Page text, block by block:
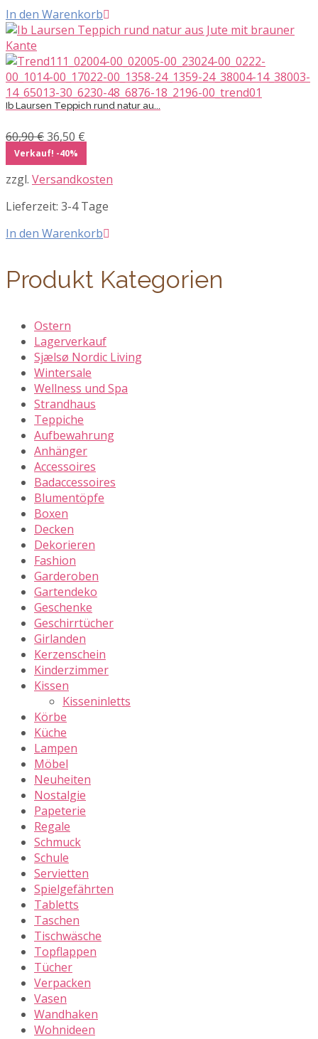
In den Warenkorb
Ib Laursen Teppich rund natur au...
60,90€Ursprünglicher
Preis
war:
60,90 €
36,50 €
ist:
36,50 €.
Verkauf! -40%
zzgl. Versandkosten
Lieferzeit: 3-4 Tage
In den Warenkorb
Produkt Kategorien
Ostern
Lagerverkauf
Sjælsø Nordic Living
Wintersale
Wellness und Spa
Strandhaus
Teppiche
Aufbewahrung
Anhänger
Accessoires
Badaccessoires
Blumentöpfe
Boxen
Decken
Dekorieren
Fashion
Garderoben
Gartendeko
Geschenke
Geschirrtücher
Girlanden
Kerzenschein
Kinderzimmer
Kissen
Kisseninletts
Körbe
Küche
Lampen
Möbel
Neuheiten
Nostalgie
Papeterie
Regale
Schmuck
Schule
Servietten
Spielgefährten
Tabletts
Taschen
Tischwäsche
Topflappen
Tücher
Verpacken
Vasen
Wandhaken
Wohnideen